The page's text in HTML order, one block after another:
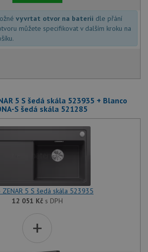
vyvrtat otvor na baterii dle přání
můžete specifikovat v dalším kroku na
5 S šedá skála 523935 + Blanco
S šedá skála 521285
ZENAR 5 S šedá skála 523935
12 051 Kčs DPH
+